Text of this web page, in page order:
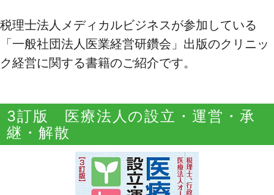
税理士法人メディカルビジネスが参加している
「一般社団法人医業経営研鑽会」出版のクリニッ
ク経営に関する書籍のご紹介です。
3訂版 医療法人の設立・運営・承
継・解散